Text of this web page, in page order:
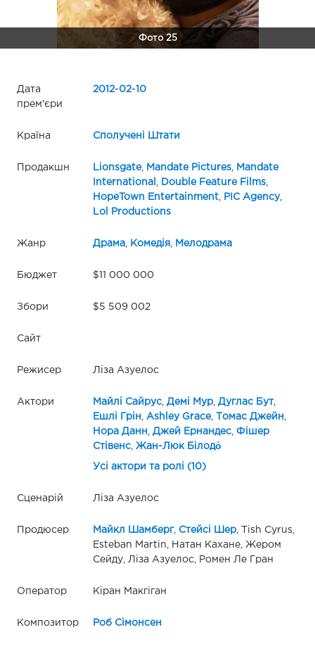
Фото 25
Дата
прем'єри
2012-02-10
Країна Сполучені Штати
Продакшн Lionsgate, Mandate Pictures,
Mandate
International
Double Feature Films,
HopeTown Entertainment, PIC Agency,
Lol Productions
Жанр Драма, Комедія, Мелодрама
Бюджет $11 000 000
Збори $5 509 002
Сайт
Режисер Ліза Азуелос
Актори Майлі Сайрус, Демі Мур, Дуглас Бут,
Ешлі Грін
Ashley Grace, Томас Джейн
Нора Данн
Джей Ернандес, Фішер
Стівенс, Жан-Люк Білодо́
Усі актори та ролі (10)
Сценарій Ліза Азуелос
Продюсер Майкл Шамберг, Стейсі Шер, Tish Cyrus,
Esteban Martin, Натан Кахане, Жером
Сейду, Ліза Азуелос, Ромен Ле Гран
Оператор Кіран Макгіган
Композитор Роб Сімонсен